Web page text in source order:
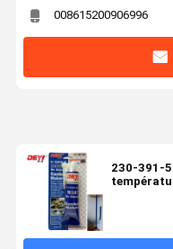
008615200906996
230-391-